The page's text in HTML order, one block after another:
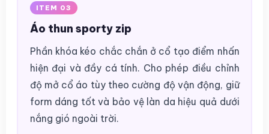
ITEM 03
Áo thun sporty zip
Phần khóa kéo chắc chắn ở cổ tạo điểm nhấn
hiện đại và đầy cá tính. Cho phép điều chỉnh
độ mở cổ áo tùy theo cường độ vận động, giữ
form dáng tốt và bảo vệ làn da hiệu quả dưới
nắng gió ngoài trời.